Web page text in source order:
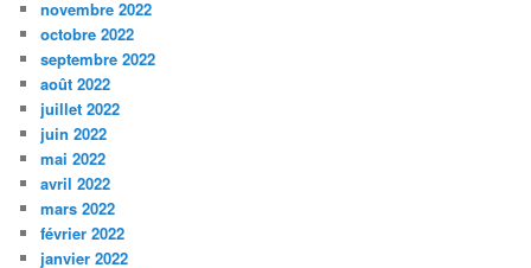
novembre 2022
octobre 2022
septembre 2022
août 2022
juillet 2022
juin 2022
mai 2022
avril 2022
mars 2022
février 2022
janvier 2022